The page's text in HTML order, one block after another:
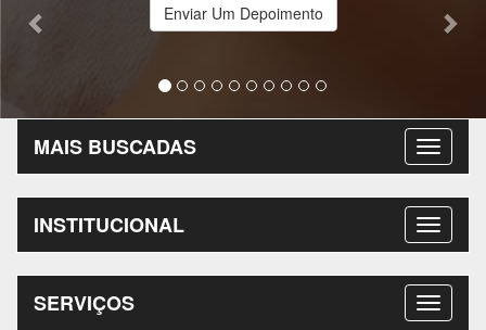
Enviar Um Depoimento
MAIS BUSCADAS
INSTITUCIONAL
SERVIÇOS